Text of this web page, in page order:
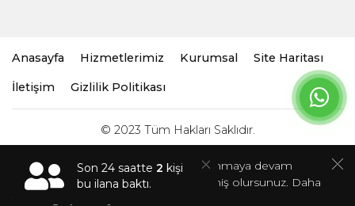
Anasayfa Hizmetlerimiz Kurumsal Site Haritası
İletişim Gizlilik Politikası
© 2023 Tüm Hakları Saklıdır.
Bu sitede çerezler kullanır. Siteyi kullanmaya devam
ederseniz, çerez kullanımını kabul etmiş olursunuz. Daha
Son 24 saatte 2 kişi
bu ilana baktı.